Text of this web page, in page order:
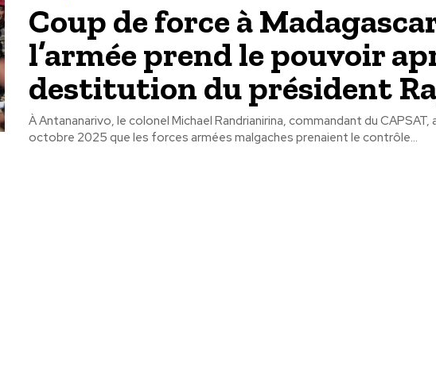
Coup de force à
l’armée prend le pouvoir
destitution du président
À Antananarivo, le colonel Michael Randrianirina, commandant du CAPSAT,
octobre 2025 que les forces armées malgaches prenaient le contrôle...